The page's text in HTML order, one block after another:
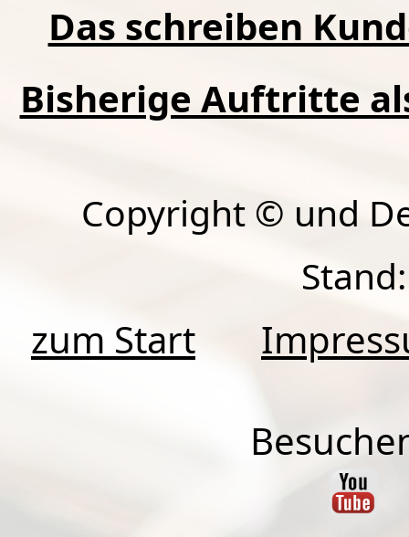
Das schreiben
Bisherige Auftritte
Copyright © und
zum Start